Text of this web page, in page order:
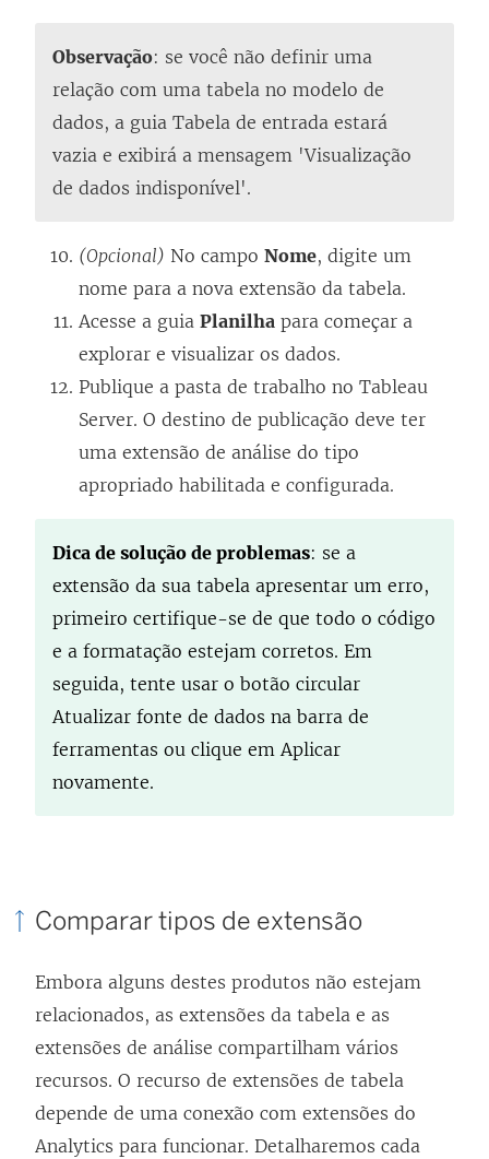
Observação: se você não definir uma
relação com uma tabela no modelo de
dados, a guia Tabela de entrada estará
vazia e exibirá a mensagem 'Visualização
de dados indisponível'.
(Opcional) No campo Nome, digite um
nome para a nova extensão da tabela.
Acesse a guia Planilha para começar a
explorar e visualizar os dados.
Publique a pasta de trabalho no Tableau
Server. O destino de publicação deve ter
uma extensão de análise do tipo
apropriado habilitada e configurada.
Dica de solução de problemas: se a
extensão da sua tabela apresentar um erro,
primeiro certifique-se de que todo o código
e a formatação estejam corretos. Em
seguida, tente usar o botão circular
Atualizar fonte de dados na barra de
ferramentas ou clique em Aplicar
novamente.
Comparar tipos de extensão
Embora alguns destes produtos não estejam
relacionados, as extensões da tabela e as
extensões de análise compartilham vários
recursos. O recurso de extensões de tabela
depende de uma conexão com extensões do
Analytics para funcionar. Detalharemos cada